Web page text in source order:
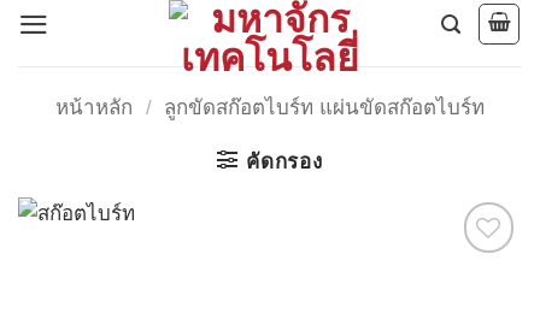
หน้าหลัก / ลูกขัดสก๊อตไบร์ท แผ่นขัดสก๊อตไบร์ท
คัดกรอง